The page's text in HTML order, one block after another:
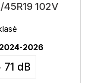
102V
2024-2026
71 dB